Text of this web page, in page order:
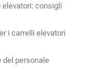
consigli
i carrelli elevatori
del personale